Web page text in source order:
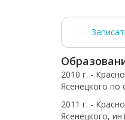
2010 г. -
Ясенецкого по
2011 г. -
Ясенецкого, и